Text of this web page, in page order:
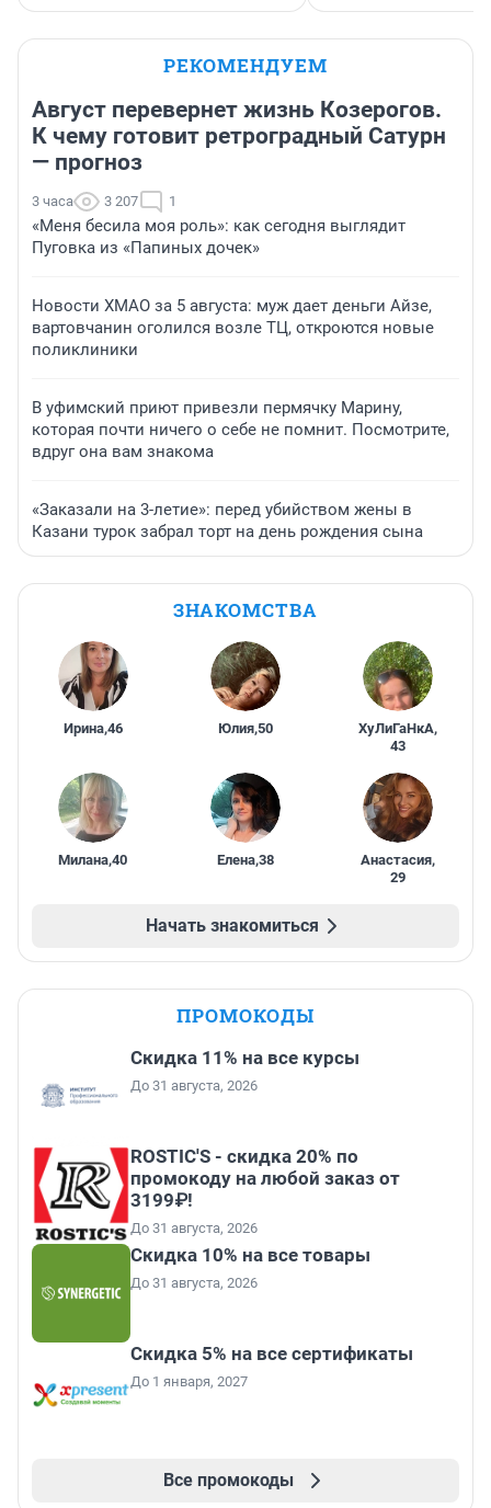
РЕКОМЕНДУЕМ
Август перевернет жизнь Козерогов.
К чему готовит ретроградный Сатурн
— прогноз
3 часа 3 207 1
«Меня бесила моя роль»: как сегодня выглядит
Пуговка из «Папиных дочек»
Новости ХМАО за 5 августа: муж дает деньги Айзе,
вартовчанин оголился возле ТЦ, откроются новые
поликлиники
В уфимский приют привезли пермячку Марину,
которая почти ничего о себе не помнит. Посмотрите,
вдруг она вам знакома
«Заказали на 3-летие»: перед убийством жены в
Казани турок забрал торт на день рождения сына
ЗНАКОМСТВА
Ирина,46 Юлия,50 ХуЛиГаНкА,
43
Милана,40 Елена,38 Анастасия,
29
Начать знакомиться
ПРОМОКОДЫ
Скидка 11% на все курсы
До 31 августа, 2026
ROSTIC'S - скидка 20% по
промокоду на любой заказ от
3199₽!
До 31 августа, 2026
Скидка 10% на все товары
До 31 августа, 2026
Скидка 5% на все сертификаты
До 1 января, 2027
Все промокоды